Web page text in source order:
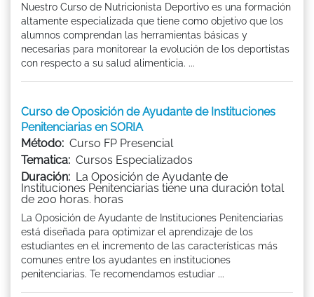
Nuestro Curso de Nutricionista Deportivo es una formación
altamente especializada que tiene como objetivo que los
alumnos comprendan las herramientas básicas y
necesarias para monitorear la evolución de los deportistas
con respecto a su salud alimenticia. ...
Curso de Oposición de Ayudante de Instituciones
Penitenciarias en SORIA
Método: Curso FP Presencial
Tematica: Cursos Especializados
Duración: La Oposición de Ayudante de
Instituciones Penitenciarias tiene una duración total
de 200 horas. horas
La Oposición de Ayudante de Instituciones Penitenciarias
está diseñada para optimizar el aprendizaje de los
estudiantes en el incremento de las características más
comunes entre los ayudantes en instituciones
penitenciarias. Te recomendamos estudiar ...